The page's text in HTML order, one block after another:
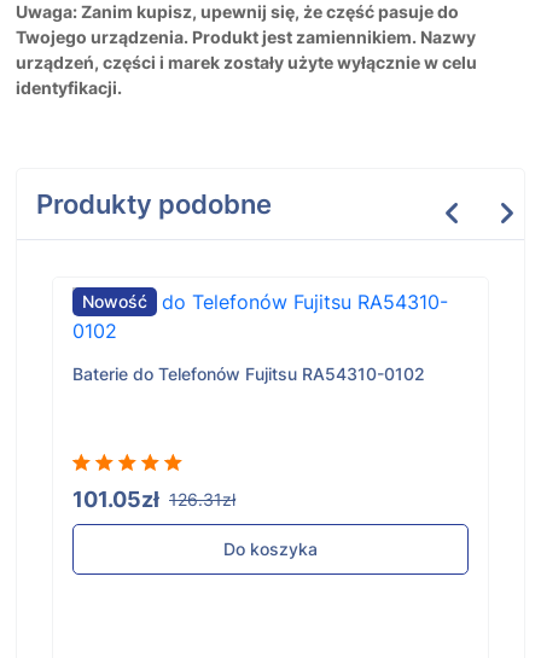
Uwaga: Zanim kupisz, upewnij się, że część pasuje do
Twojego urządzenia. Produkt jest zamiennikiem. Nazwy
urządzeń, części i marek zostały użyte wyłącznie w celu
identyfikacji.
Produkty podobne
Nowość
Baterie do Telefonów Fujitsu RA54310-0102
101.05zł 126.31zł
Do koszyka